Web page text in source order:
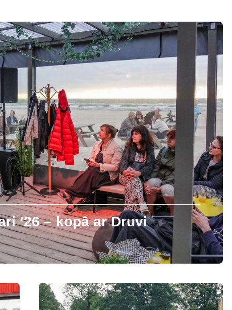
’26 – kopā ar Druvi